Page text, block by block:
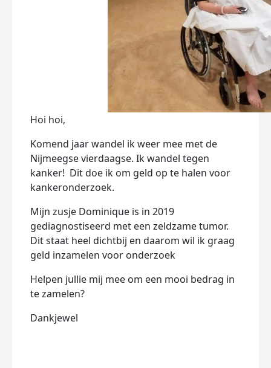
Hoi hoi,
Komend jaar wandel ik weer mee met de
Nijmeegse vierdaagse. Ik wandel tegen
kanker! Dit doe ik om geld op te halen voor
kankeronderzoek.
Mijn zusje Dominique is in 2019
gediagnostiseerd met een zeldzame tumor.
Dit staat heel dichtbij en daarom wil ik graag
geld inzamelen voor onderzoek
Helpen jullie mij mee om een mooi bedrag in
te zamelen?
Dankjewel